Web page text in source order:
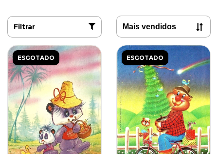
Filtrar
ESGOTADO ESGOTADO